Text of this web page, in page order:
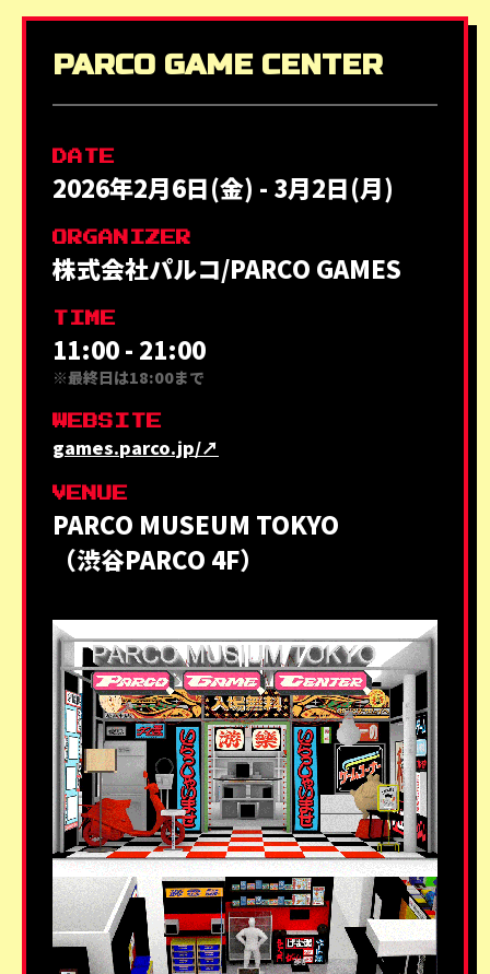
PARCO GAME CENTER
DATE
2026年2月6日(金) - 3月2日(月)
ORGANIZER
株式会社パルコ/PARCO GAMES
TIME
11:00 - 21:00
※最終日は18:00まで
WEBSITE
games.parco.jp/↗
VENUE
PARCO MUSEUM TOKYO
（渋谷PARCO 4F）